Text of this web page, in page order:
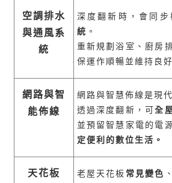
空調排水
與通風系
統
深度翻新時，會同步
統 。
重新規劃浴室、廚房
保運作順暢並維持良
網路與智
能佈線
網路與智慧佈線是現
透過深度翻新，可全
並預留智慧家電的電
定便利的數位生活。
天花板 老屋天花板 常見變色 、